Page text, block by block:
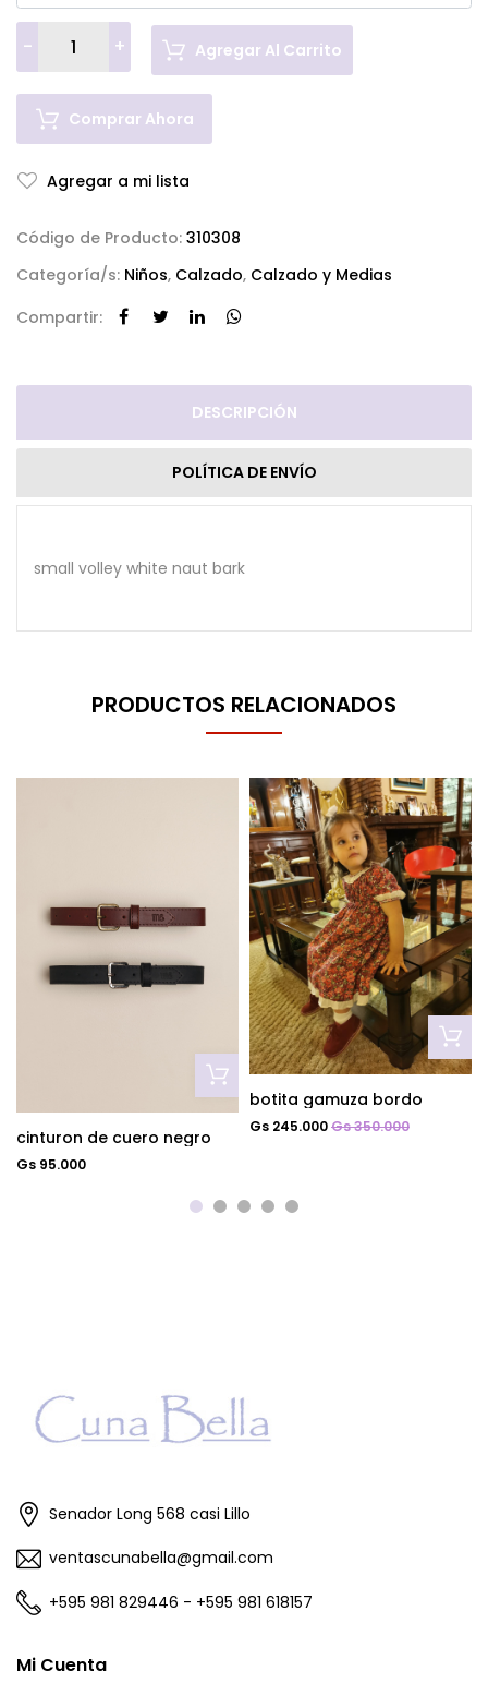
- + Agregar Al Carrito
Comprar Ahora
Agregar a mi lista
Código de Producto: 310308
Categoría/s: Niños, Calzado, Calzado y Medias
Compartir:
DESCRIPCIÓN
POLÍTICA DE ENVÍO
small volley white naut bark
PRODUCTOS RELACIONADOS
cinturon de cuero negro
Gs 95.000
botita gamuza bordo
Gs 245.000Gs 350.000
Senador Long 568 casi Lillo
ventascunabella@gmail.com
+595 981 829446 - +595 981 618157
Mi Cuenta